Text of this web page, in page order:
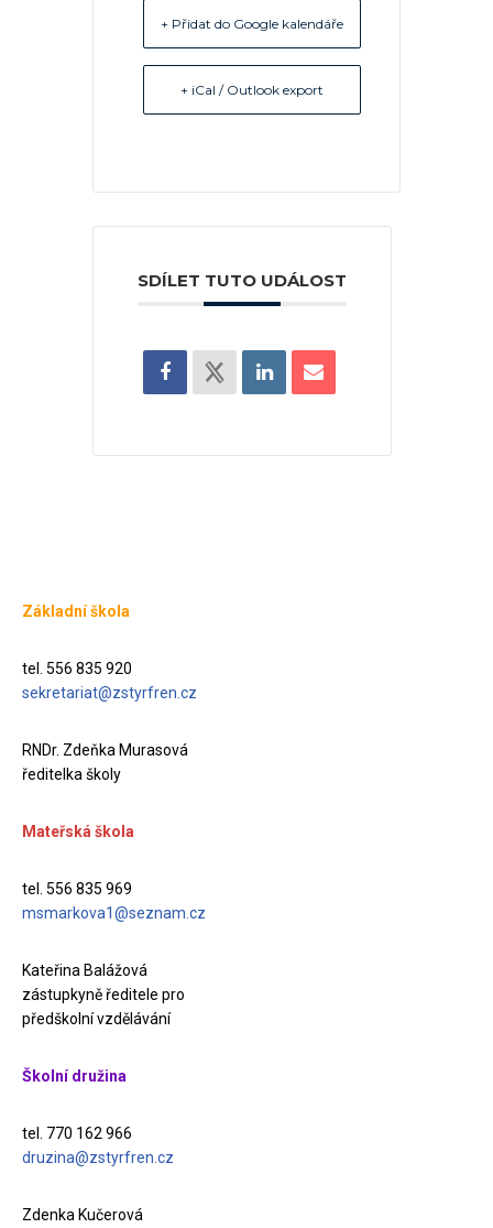
+ Přidat do Google kalendáře
+ iCal / Outlook export
SDÍLET TUTO UDÁLOST
Základní škola
tel. 556 835 920
sekretariat@zstyrfren.cz
RNDr. Zdeňka Murasová
ředitelka školy
Mateřská škola
tel. 556 835 969
msmarkova1@seznam.cz
Kateřina Balážová
zástupkyně ředitele pro
předškolní vzdělávání
Školní družina
tel. 770 162 966
druzina@zstyrfren.cz
Zdenka Kučerová